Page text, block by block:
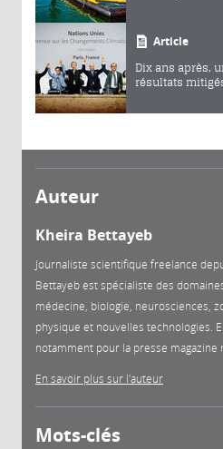
Article
Dix ans après,
résultats
Auteur
Kheira Bettayeb
Journaliste scientifique freelance
Bettayeb est spécialiste des
médecine, biologie, neurosciences,
physique et nouvelles technologies.
notamment pour la presse magazine
En savoir plus sur l'auteur
Mots-clés